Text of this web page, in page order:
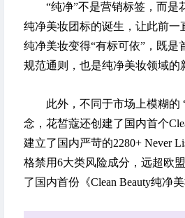
“纯净”不是营销标签，而是花
纯净美妆团标的诞生，让此前一
纯净美妆变得“有标可依”，既是
规范通则，也是纯净美妆领域的
此外，不同于市场上模糊的
念，花皙蔻还创建了国内首个
建立了国内严苛的2280+ Never
格禁用6大类风险成分，远超欧
了国内首份《Clean Beauty纯净